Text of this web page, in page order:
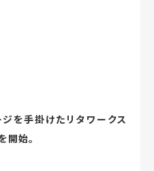
を手掛けたリタワークス
開始。